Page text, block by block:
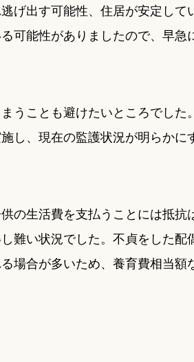
げ出す可能性、住居が安定して
可能性がありましたので、早
うことも避けたいところでし
し、現在の監護状況が明らかに
の生活費を支払うことには抵
難い状況でした。不貞をした
場合が多いため、養育費相当額